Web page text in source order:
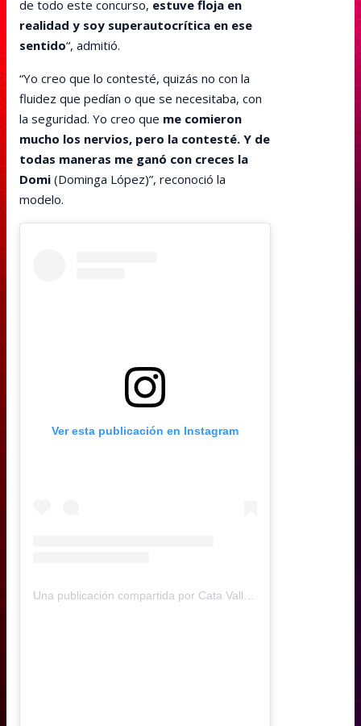
de todo este concurso, estuve floja en
realidad y soy superautocrítica en ese
sentido“, admitió.
“Yo creo que lo contesté, quizás no con la
fluidez que pedían o que se necesitaba, con
la seguridad. Yo creo que me comieron
mucho los nervios, pero la contesté. Y de
todas maneras me ganó con creces la
Domi (Dominga López)”, reconoció la
modelo.
Ver esta publicación en Instagram